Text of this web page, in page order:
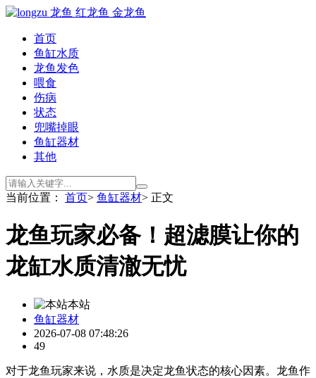
首页
鱼缸水质
龙鱼发色
喂食
伤病
状态
兜嘴掉眼
鱼缸器材
其他
当前位置： 首页> 鱼缸器材> 正文
龙鱼玩家必备！超滤膜让你的
龙缸水质清澈无忧
本站
鱼缸器材
2026-07-08 07:48:26
49
对于龙鱼玩家来说，水质是决定龙鱼状态的核心因素。龙鱼作